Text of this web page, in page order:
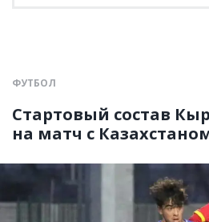
ФУТБОЛ
Стартовый состав
на матч с